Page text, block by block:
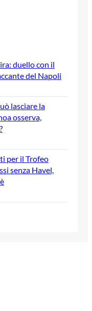
duello con il
del Napoli
lasciare la
osserva,
per il Trofeo
senza Havel,